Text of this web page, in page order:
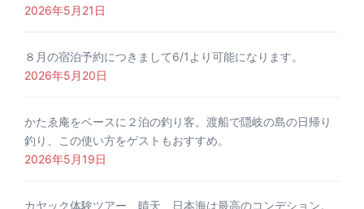
2026年5月21日
８月の宿泊予約につきまして6/1より可能になります。
2026年5月20日
かたゑ庵をベースに２泊の釣り客。渡船で隠岐の島の日帰り
釣り、この使い方をゲストもおすすめ。
2026年5月19日
カヤック体験ツアー、晴天、日本海は最高のコンデション。